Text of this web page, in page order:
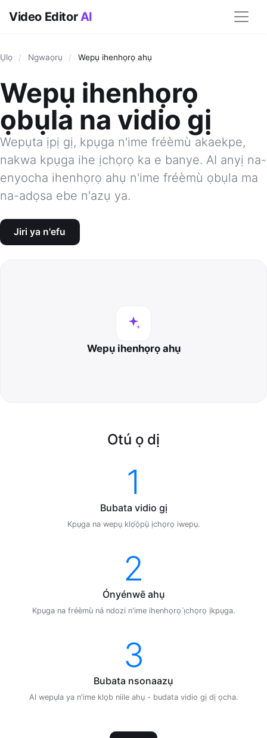
Video EditorAI
Ụlọ / Ngwaọrụ / Wepụ ihenhọrọ ahụ
Wepụ ihenhọrọ
ọbụla na vidio gị
Wepụta ịpị gị, kpụga n'ime fréèmù akaekpe,
nakwa kpụga ihe ịchọrọ ka e banye. AI anyị na-
enyocha ihenhọrọ ahụ n'ime fréèmù ọbụla ma
na-adọsa ebe n'azụ ya.
Jiri ya n'efu
Wepụ ihenhọrọ ahụ
Otú ọ dị
1
Bubata vidio gị
Kpụga na wepụ klọ́ọ̀pụ̀ ịchọrọ iwepụ.
2
Ónyénwē ahụ
Kpụga na fréèmù ná ndozi n'ime ihenhọrọ ị̀chọrọ ịkpụga.
3
Bubata nsonaazụ
AI wepụla ya n'ime klọb niile ahụ - budata vidio gị dị ọcha.